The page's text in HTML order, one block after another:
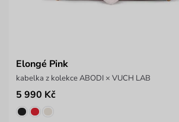
Elongé Pink
kabelka z kolekce ABODI × VUCH LAB
5 990 Kč